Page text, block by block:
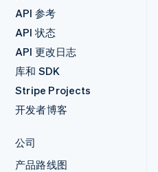
API 参考
API 状态
API 更改日志
库和 SDK
Stripe Projects
开发者博客
公司
产品路线图